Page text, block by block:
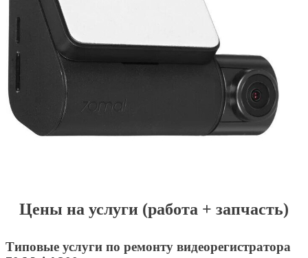
Цены на услуги (работа + запчасть)
Типовые услуги по ремонту видеорегистратора